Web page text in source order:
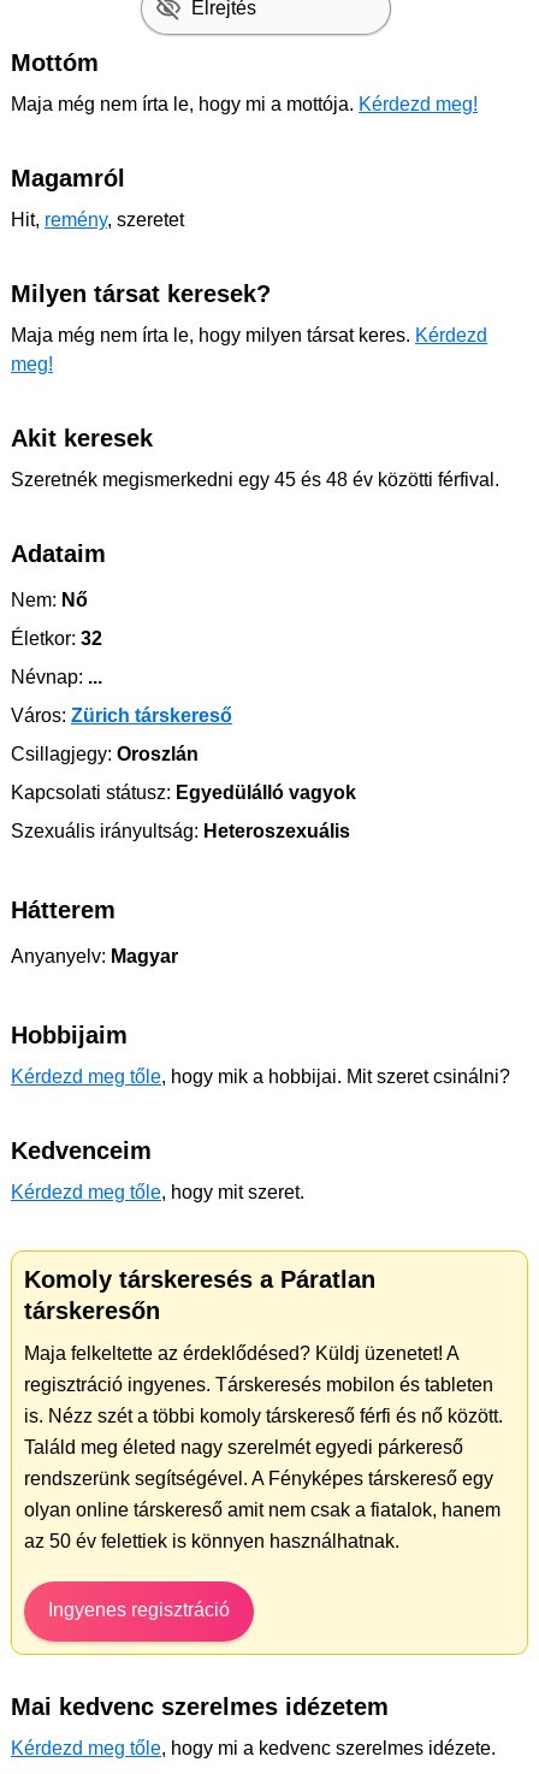
Elrejtés
Mottóm
Maja még nem írta le, hogy mi a mottója. Kérdezd meg!
Magamról
Hit, remény, szeretet
Milyen társat keresek?
Maja még nem írta le, hogy milyen társat keres. Kérdezd
meg!
Akit keresek
Szeretnék megismerkedni egy 45 és 48 év közötti férfival.
Adataim
Nem: Nő
Életkor: 32
Névnap: ...
Város: Zürich társkereső
Csillagjegy: Oroszlán
Kapcsolati státusz: Egyedülálló vagyok
Szexuális irányultság: Heteroszexuális
Hátterem
Anyanyelv: Magyar
Hobbijaim
Kérdezd meg tőle, hogy mik a hobbijai. Mit szeret csinálni?
Kedvenceim
Kérdezd meg tőle, hogy mit szeret.
Komoly társkeresés a Páratlan
társkeresőn
Maja felkeltette az érdeklődésed? Küldj üzenetet! A
regisztráció ingyenes. Társkeresés mobilon és tableten
is. Nézz szét a többi komoly társkereső férfi és nő között.
Találd meg életed nagy szerelmét egyedi párkereső
rendszerünk segítségével. A Fényképes társkereső egy
olyan online társkereső amit nem csak a fiatalok, hanem
az 50 év felettiek is könnyen használhatnak.
Ingyenes regisztráció
Mai kedvenc szerelmes idézetem
Kérdezd meg tőle, hogy mi a kedvenc szerelmes idézete.